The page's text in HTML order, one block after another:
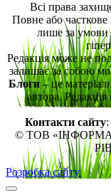
Всі права
Повне або часткове
лише за умови
Редакція може не
залишає за собою
Блоги– це
автора. Редакція
Контакти сайту
© ТОВ
Розробка сайту.